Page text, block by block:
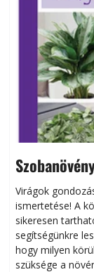
Virágok
ismertetése! A
sikeresen
segítségünkre
hogy milyen
szüksége a